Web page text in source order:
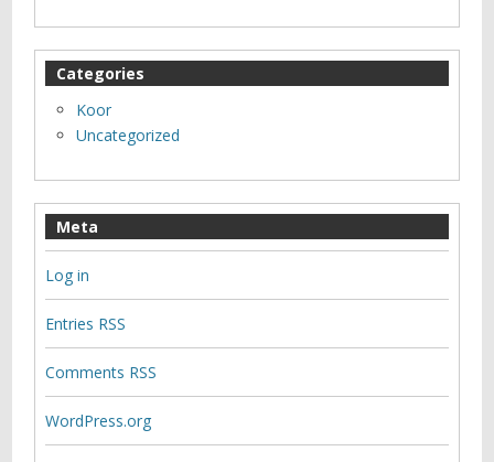
Categories
Koor
Uncategorized
Meta
Log in
Entries RSS
Comments RSS
WordPress.org